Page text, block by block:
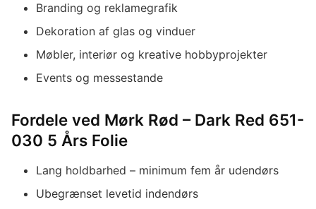
Branding og reklamegrafik
Dekoration af glas og vinduer
Møbler, interiør og kreative hobbyprojekter
Events og messestande
Fordele ved Mørk Rød – Dark Red 651-
030 5 Års Folie
Lang holdbarhed – minimum fem år udendørs
Ubegrænset levetid indendørs